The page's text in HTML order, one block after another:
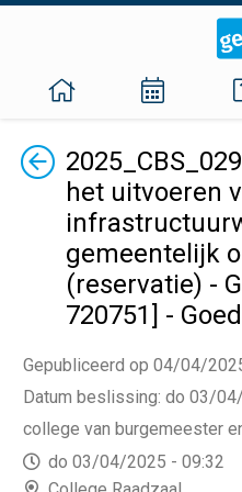
Terug
het uitvoeren
gemeentelijk
(reservatie) -
720751] -
Gepubliceerd op 04/04/
Datum beslissing: do 03/
college van burgemeester
do 03/04/2025 - 09:32